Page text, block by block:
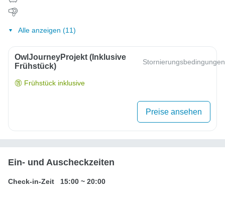
Alle anzeigen (11)
OwlJourneyProjekt (inklusive
Frühstück)
Stornierungsbedingungen
Frühstück inklusive
Preise ansehen
Ein- und Auscheckzeiten
Check-in-Zeit 15:00 ~ 20:00